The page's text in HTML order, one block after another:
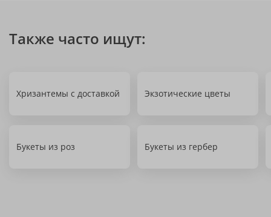
Также часто ищут:
Хризантемы с доставкой Экзотические цветы
Букеты из роз Букеты из гербер